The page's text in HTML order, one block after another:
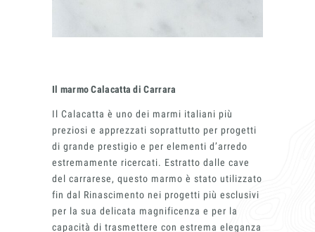
Finiture
Il marmo Calacatta di Carrara
Il Calacatta è uno dei marmi italiani più
preziosi e apprezzati soprattutto per progetti
di grande prestigio e per elementi d’arredo
estremamente ricercati. Estratto dalle cave
del carrarese, questo marmo è stato utilizzato
fin dal Rinascimento nei progetti più esclusivi
per la sua delicata magnificenza e per la
capacità di trasmettere con estrema eleganza